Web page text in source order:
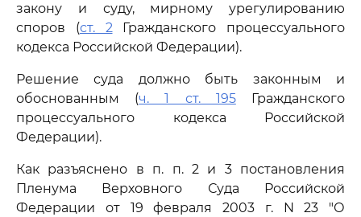
закону и суду, мирному урегулированию
споров (ст. 2Гражданского процессуального
кодекса Российской Федерации).
Решение суда должно быть законным и
обоснованным (ч. 1 ст. 195Гражданского
процессуального кодекса Российской
Федерации).
Как разъяснено в п. п. 2 и 3 постановления
Пленума Верховного Суда Российской
Федерации от 19 февраля 2003 г. N 23 "О